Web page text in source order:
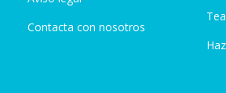
Contacta con nosotros